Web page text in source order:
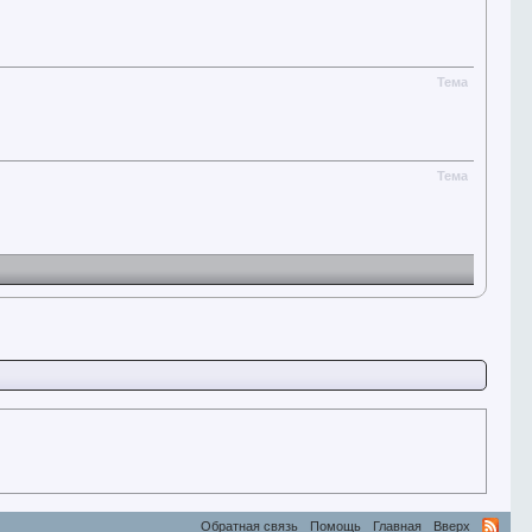
Тема
Тема
Обратная связь Помощь Главная Вверх